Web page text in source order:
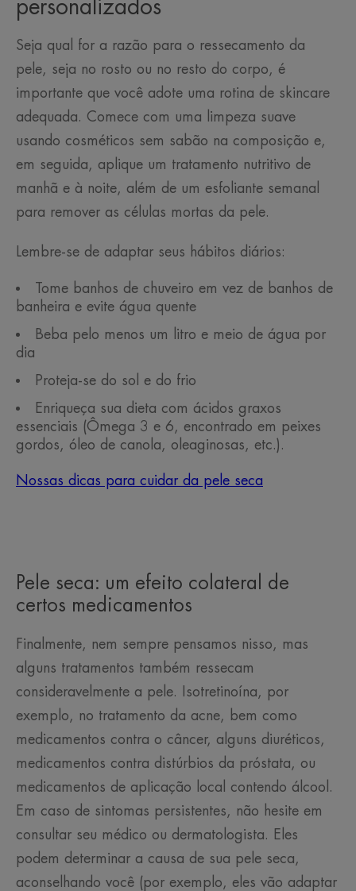
personalizados
Seja qual for a razão para o ressecamento da
pele, seja no rosto ou no resto do corpo, é
importante que você adote uma rotina de skincare
adequada. Comece com uma limpeza suave
usando cosméticos sem sabão na composição e,
em seguida, aplique um tratamento nutritivo de
manhã e à noite, além de um esfoliante semanal
para remover as células mortas da pele.
Lembre-se de adaptar seus hábitos diários:
Tome banhos de chuveiro em vez de banhos de
banheira e evite água quente
Beba pelo menos um litro e meio de água por
dia
Proteja-se do sol e do frio
Enriqueça sua dieta com ácidos graxos
essenciais (Ômega 3 e 6, encontrado em peixes
gordos, óleo de canola, oleaginosas, etc.).
Nossas dicas para cuidar da pele seca
Pele seca: um efeito colateral de
certos medicamentos
Finalmente, nem sempre pensamos nisso, mas
alguns tratamentos também ressecam
consideravelmente a pele. Isotretinoína, por
exemplo, no tratamento da acne, bem como
medicamentos contra o câncer, alguns diuréticos,
medicamentos contra distúrbios da próstata, ou
medicamentos de aplicação local contendo álcool.
Em caso de sintomas persistentes, não hesite em
consultar seu médico ou dermatologista. Eles
podem determinar a causa de sua pele seca,
aconselhando você (por exemplo, eles vão adaptar